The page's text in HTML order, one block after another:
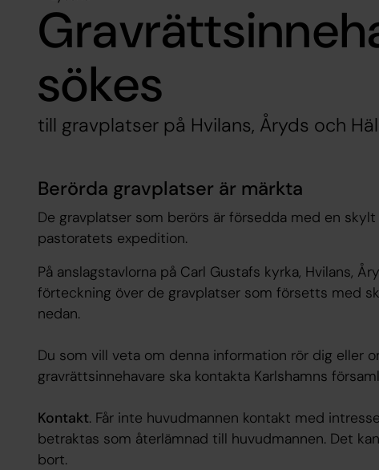
sökes
till gravplatser på Hvilans, Åryds och
Berörda gravplatser är märkta
De gravplatser som berörs är försedda med en
pastoratets expedition.
På anslagstavlorna på Carl Gustafs kyrka, Hvilans,
förteckning över de gravplatser som försetts med
nedan.
Du som vill veta om denna information rör dig eller
gravrättsinnehavare ska kontakta Karlshamns
Kontakt. Får inte huvudmannen kontakt med
betraktas som återlämnad till huvudmannen. Det
bort.